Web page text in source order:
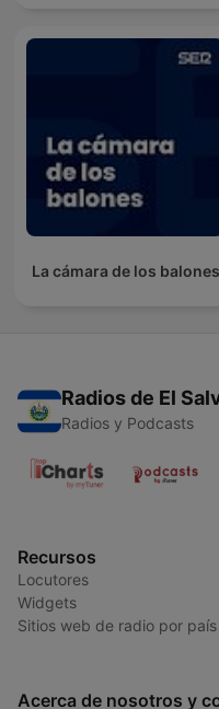
La cámara de los balones
Radios de El
Radios y Podcasts
Recursos
Locutores
Widgets
Sitios web de radio por país
Acerca de nosotros y